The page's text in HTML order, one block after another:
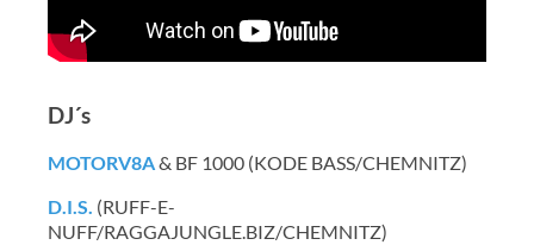
DJ´s
MOTORV8A& BF 1000 (KODE BASS/CHEMNITZ)
D.I.S. (RUFF-E-
NUFF/RAGGAJUNGLE.BIZ/CHEMNITZ)